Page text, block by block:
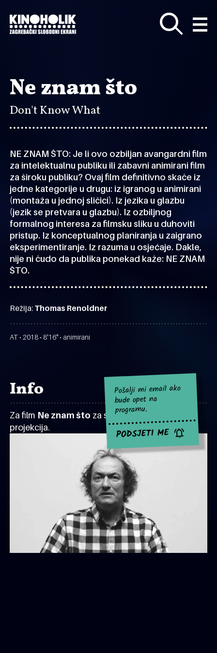
glavni
sadržaj
Ne znam što
Don't Know What
NE ZNAM ŠTO: Je li ovo ozbiljan avangardni film
za intelektualnu publiku ili zabavni animirani film
za široku publiku? Ovaj film definitivno skače iz
jedne kategorije u drugu: iz igranog u animirani
(montaža u jednoj sličici). Iz jezika u glazbu
(jezik se pretvara u glazbu). Iz ozbiljnog
formalnog interesa za filmsku sliku u duhoviti
pristup. Iz konceptualnog planiranja u zaigrano
eksperimentiranje. Iz razuma u osjećaje. Dakle,
nije ni čudo da publika ponekad kaže: NE ZNAM
ŠTO.
Režija: Thomas Renoldner
AT • 2018 • 8'16" • animirani
Info
Za film Ne znam što za sad nema najavljenih
projekcija.
Pošalji mi email ako
bude opet na
programu.
PODSJETI ME